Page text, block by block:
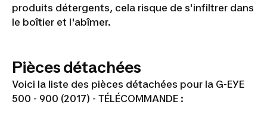
produits détergents, cela risque de s'infiltrer dans
le boîtier et l'abîmer.
Pièces détachées
Voici la liste des pièces détachées pour la G-EYE
500 - 900 (2017) - TÉLÉCOMMANDE :